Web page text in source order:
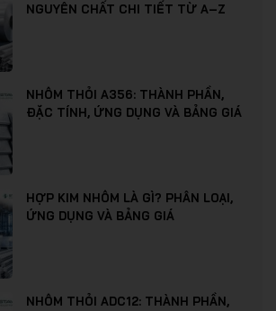
NGUYÊN CHẤT CHI TIẾT TỪ A–Z
NHÔM THỎI A356: THÀNH PHẦN,
ĐẶC TÍNH, ỨNG DỤNG VÀ BẢNG GIÁ
HỢP KIM NHÔM LÀ GÌ? PHÂN LOẠI,
ỨNG DỤNG VÀ BẢNG GIÁ
NHÔM THỎI ADC12: THÀNH PHẦN,